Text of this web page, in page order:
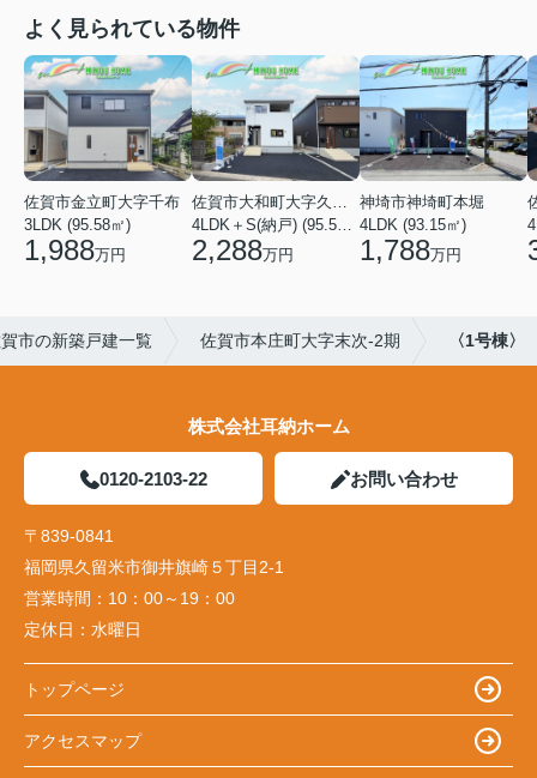
よく見られている物件
佐賀市金立町大字千布
3LDK (95.58㎡)
1,988万円
佐賀市大和町大字久池井
4LDK＋S(納戸) (95.58㎡)
2,288万円
神埼市神埼町本堀
4LDK (93.15㎡)
1,788万円
市の新築戸建一覧 佐賀市本庄町大字末次-2期 〈1号棟〉
株式会社耳納ホーム
0120-2103-22 お問い合わせ
〒839-0841
福岡県久留米市御井旗崎５丁目2-1
営業時間： 10：00～19：00
定休日： 水曜日
トップページ
アクセスマップ